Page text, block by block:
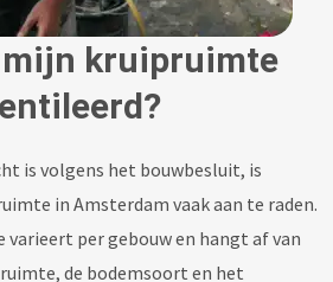
mijn kruipruimte
is volgens het bouwbesluit, is
in Amsterdam vaak aan te raden.
varieert per gebouw en hangt af van
de bodemsoort en het